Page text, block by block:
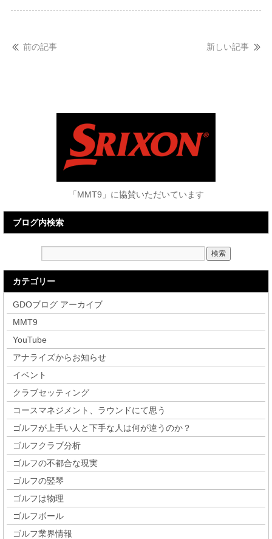
前の記事 新しい記事
「MMT9」に協賛いただいています
ブログ内検索
カテゴリー
GDOブログ アーカイブ
MMT9
YouTube
アナライズからお知らせ
イベント
クラブセッティング
コースマネジメント、ラウンドにて思う
ゴルフが上手い人と下手な人は何が違うのか？
ゴルフクラブ分析
ゴルフの不都合な現実
ゴルフの竪琴
ゴルフは物理
ゴルフボール
ゴルフ業界情報